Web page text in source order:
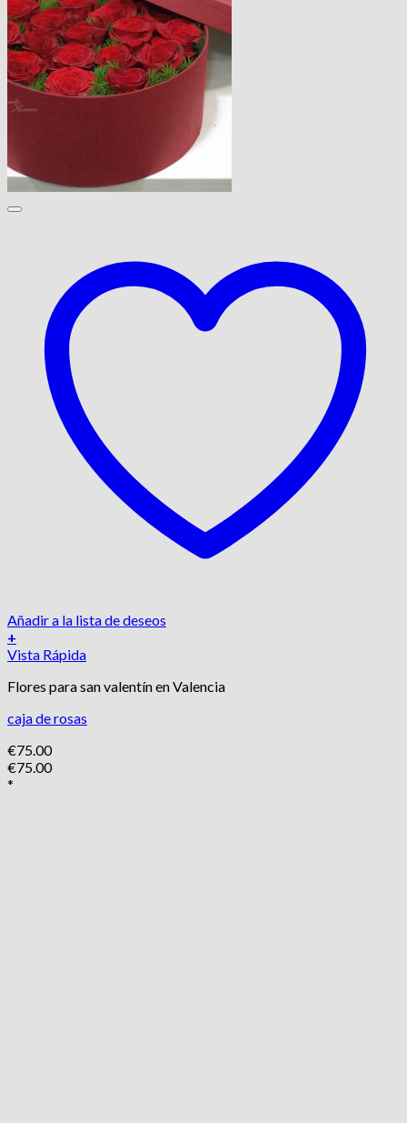
Añadir a la lista de deseos
+
Vista Rápida
Flores para san valentín en Valencia
caja de rosas
€75.00
€75.00
*